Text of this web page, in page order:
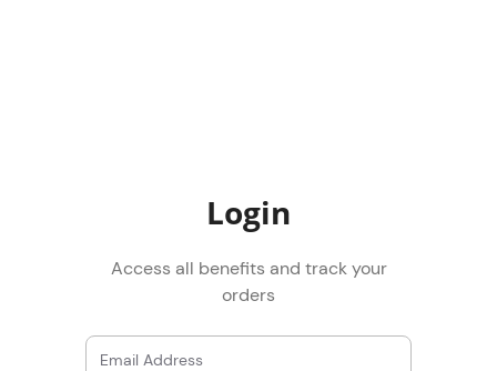
Login
Access all benefits and track your
orders
Email Address